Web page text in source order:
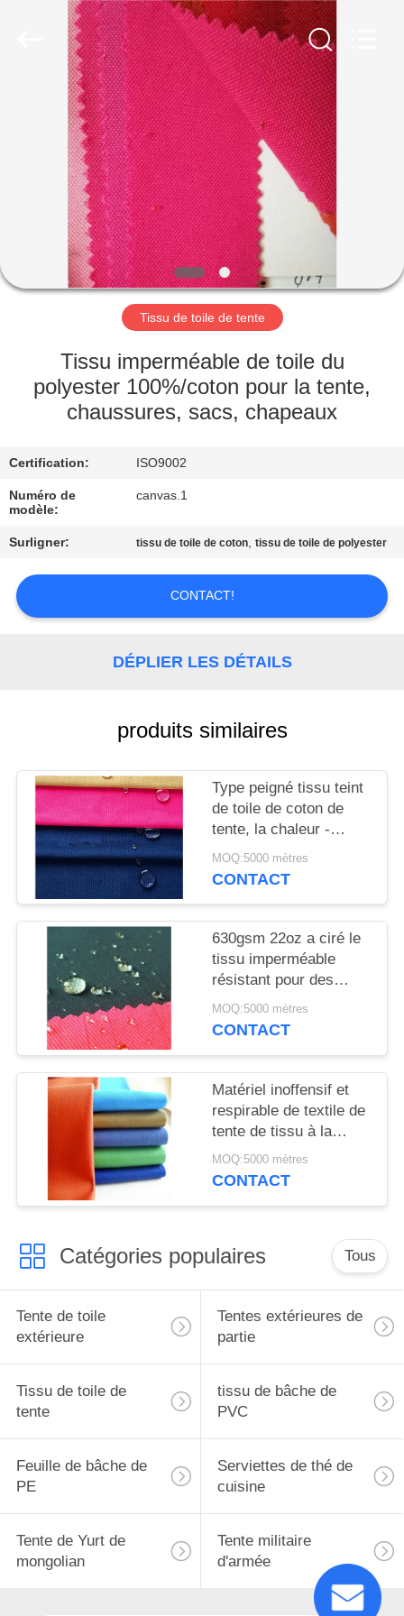
MAISON
PRODUITS
SUJET
DE
NOUS
VISITE
D'USINE
DE
QUALITÉ
CONTACTEZ-
NOUS
POLICY
Tissu de toile de tente
Tissu imperméable de toile du
polyester 100%/coton pour la tente,
chaussures, sacs, chapeaux
Certification: ISO9002
Numéro de
modèle:
canvas.1
Surligner: tissu de toile de coton,tissu de toile de polyester
CONTACT!
DÉPLIER LES DÉTAILS
produits similaires
Type peigné tissu teint
de toile de coton de
tente, la chaleur -
matériel de fil de tissu
de sofa d'isolation
MOQ:5000 mètres
CONTACT
630gsm 22oz a ciré le
tissu imperméable
résistant pour des
tentes rétrécit -
résistant
MOQ:5000 mètres
CONTACT
Matériel inoffensif et
respirable de textile de
tente de tissu à la
maison coloré de toile
MOQ:5000 mètres
CONTACT
Catégories populaires Tous
Tente de toile
extérieure
Tentes extérieures de
partie
Tissu de toile de
tente
tissu de bâche de
PVC
Feuille de bâche de
PE
Serviettes de thé de
cuisine
Tente de Yurt de
mongolian
Tente militaire
d'armée